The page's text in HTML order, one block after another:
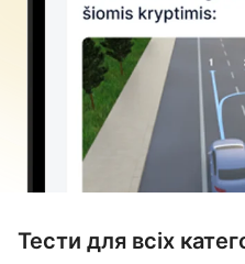
Тести для всіх